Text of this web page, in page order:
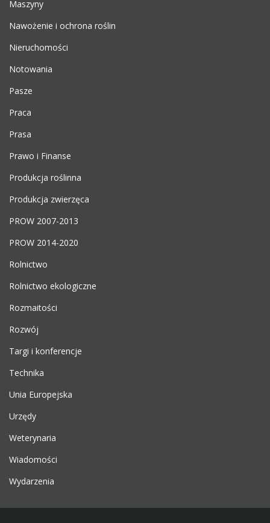
Maszyny
Nawożenie i ochrona roślin
Nieruchomości
Notowania
Pasze
Praca
Prasa
Prawo i Finanse
Produkcja roślinna
Produkcja zwierzęca
PROW 2007-2013
PROW 2014-2020
Rolnictwo
Rolnictwo ekologiczne
Rozmaitości
Rozwój
Targi i konferencje
Technika
Unia Europejska
Urzędy
Weterynaria
Wiadomości
Wydarzenia